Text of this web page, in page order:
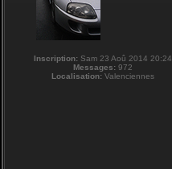
Inscription: Sam 23 Aoû 2014 20:24
Messages: 972
Localisation: Valenciennes